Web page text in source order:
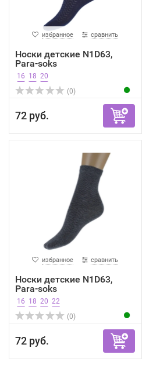
избранное сравнить
Носки детские N1D63,
Para-soks
16 18 20
(0)
72 руб.
избранное сравнить
Носки детские N1D63,
Para-soks
16 18 20 22
(0)
72 руб.